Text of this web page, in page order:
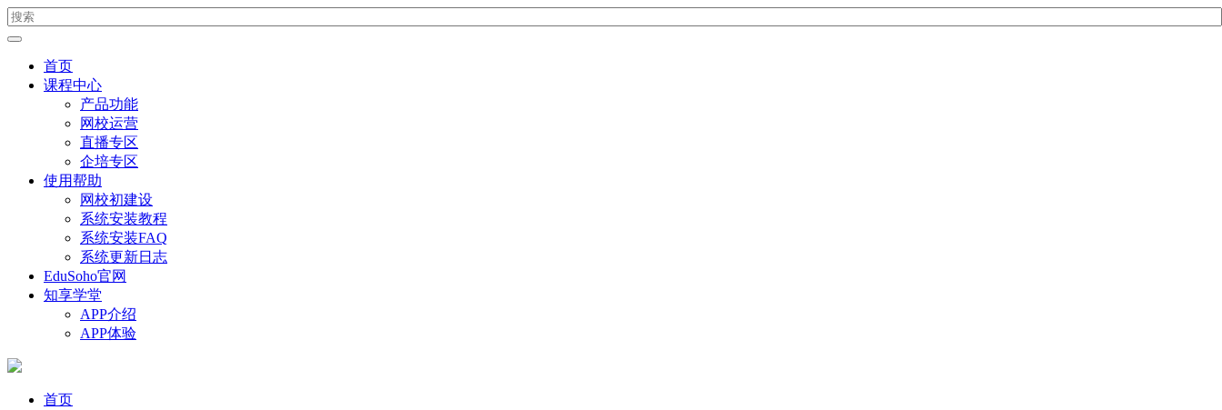
首页
课程中心
产品功能
网校运营
直播专区
企培专区
使用帮助
网校初建设
系统安装教程
系统安装FAQ
系统更新日志
EduSoho官网
知享学堂
APP介绍
APP体验
首页